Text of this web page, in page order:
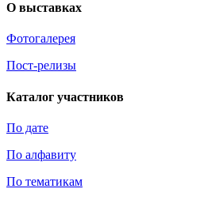
О выставках
Фотогалерея
Пост-релизы
Каталог участников
По дате
По алфавиту
По тематикам